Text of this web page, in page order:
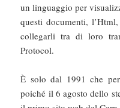
un linguaggio per
questi documenti,
collegarli tra di loro
Protocol.
È solo dal 1991 che
poiché il 6 agosto dello